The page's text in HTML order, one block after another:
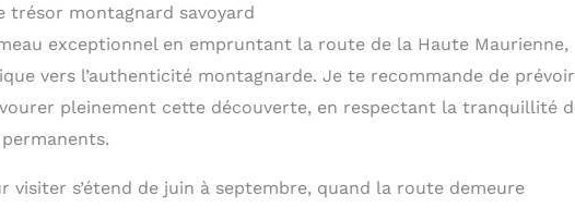
trésor montagnard savoyard
exceptionnel en empruntant la route de la Haute Maurienne,
vers l’authenticité montagnarde. Je te recommande de prévoir
pleinement cette découverte, en respectant la tranquillité
visiter s’étend de juin à septembre, quand la route demeure